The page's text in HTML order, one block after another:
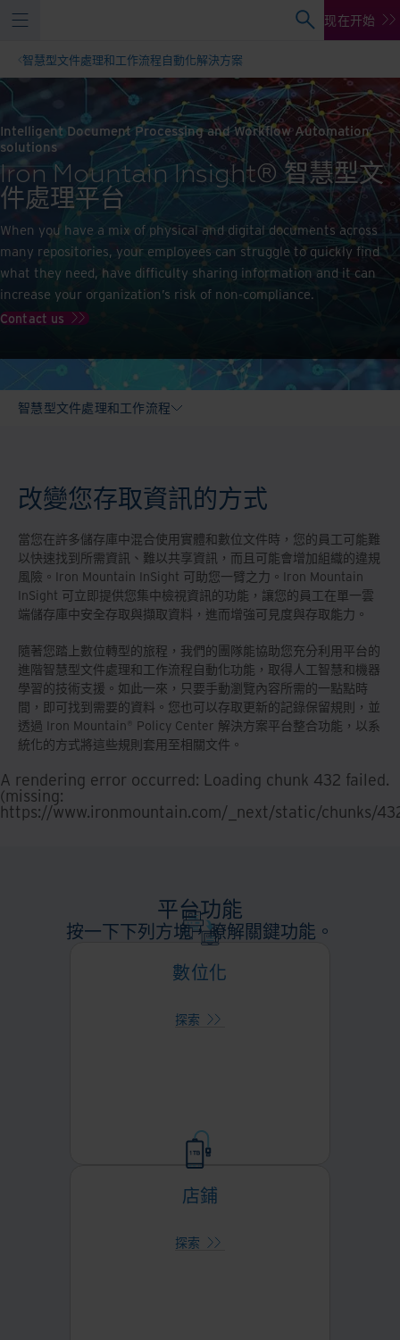
现在开始
智慧型文件處理和工作流程自動化解決方案
Intelligent Document Processing and Workflow Automation
solutions
Iron Mountain Insight® 智慧型文
件處理平台
When you have a mix of physical and digital documents across
many repositories, your employees can struggle to quickly find
what they need, have difficulty sharing information and it can
increase your organization’s risk of non-compliance.
Contact us
智慧型文件處理和工作流程
改變您存取資訊的方式
當您在許多儲存庫中混合使用實體和數位文件時，您的員工可能難
以快速找到所需資訊、難以共享資訊，而且可能會增加組織的違規
風險。Iron Mountain InSight 可助您一臂之力。Iron Mountain
InSight 可立即提供您集中檢視資訊的功能，讓您的員工在單一雲
端儲存庫中安全存取與擷取資料，進而增強可見度與存取能力。
隨著您踏上數位轉型的旅程，我們的團隊能協助您充分利用平台的
進階智慧型文件處理和工作流程自動化功能，取得人工智慧和機器
學習的技術支援。如此一來，只要手動瀏覽內容所需的一點點時
間，即可找到需要的資料。您也可以存取更新的記錄保留規則，並
透過 Iron Mountain® Policy Center 解決方案平台整合功能，以系
統化的方式將這些規則套用至相關文件。
A rendering error occurred: Loading chunk 432 failed.
(missing:
https://www.ironmountain.com/_next/static/chunks/
平台功能
按一下下列方塊，瞭解關鍵功能。
數位化
探索
數位化
將實體轉換為數字
利用我們一流的數位化技術快速將您
的實體文件、縮微膠卷或縮微膠卷轉
店鋪
探索
店鋪
存取安全儲存庫中的文件
基於角色的存取控制以及與整個組織